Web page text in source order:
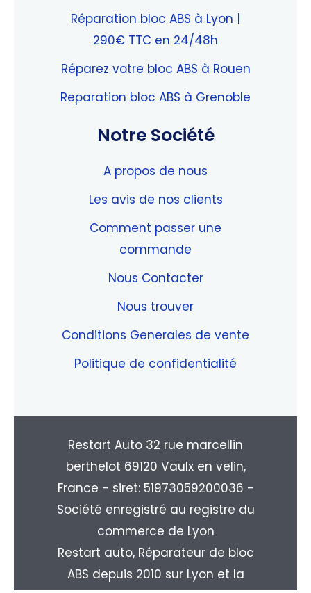
Réparation bloc ABS à Lyon |
290€ TTC en 24/48h
Réparez votre bloc ABS à Rouen
Reparation bloc ABS à Grenoble
Notre Société
A propos de nous
Les avis de nos clients
Comment passer une
commande
Nous Contacter
Nous trouver
Conditions Generales de vente
Politique de confidentialité
Restart Auto 32 rue marcellin
berthelot 69120 Vaulx en velin,
France - siret: 51973059200036 -
Société enregistré au registre du
commerce de Lyon
Restart auto, Réparateur de bloc
ABS depuis 2010 sur Lyon et la